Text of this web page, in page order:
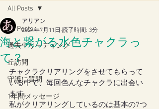
All Posts
過去生リーディング
丘訪問
守護に質問
1年間メッセージ
All Posts
海と繋がる水色チャクラっ
て？
アリアン
2024年7月11日 読了時間: 3分
チャクラクリアリングをさせてもらって
いる中で、毎回色んなチャクラに出会い
ます。
私がクリアリングしているのは基本の7つ